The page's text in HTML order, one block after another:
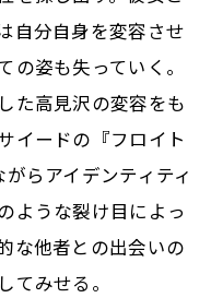
自分自身を変容させ
の姿も失っていく。
た高見沢の変容をも
イードの『フロイト
らアイデンティティ
ような裂け目によっ
な他者との出会いの
てみせる。